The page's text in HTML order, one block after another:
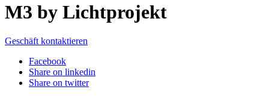
M3 by Lichtprojekt
Geschäft kontaktieren
Facebook
Share on linkedin
Share on twitter